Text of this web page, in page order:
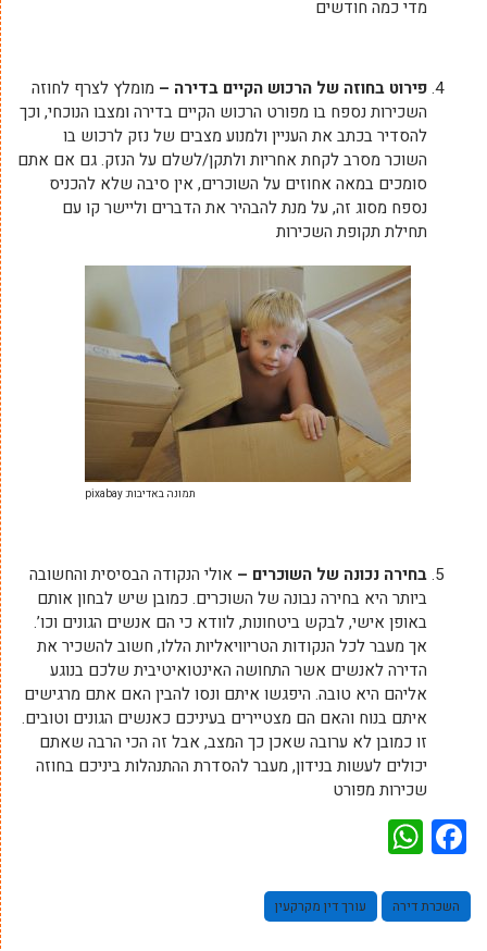
מדי כמה חודשים
פירוט בחוזה של הרכוש הקיים בדירה – מומלץ לצרף לחוזה
השכירות נספח בו מפורט הרכוש הקיים בדירה ומצבו הנוכחי, וכך
להסדיר בכתב את העניין ולמנוע מצבים של נזק לרכוש בו
השוכר מסרב לקחת אחריות ולתקן/לשלם על הנזק. גם אם אתם
סומכים במאה אחוזים על השוכרים, אין סיבה שלא להכניס
נספח מסוג זה, על מנת להבהיר את הדברים וליישר קו עם
תחילת תקופת השכירות
תמונה באדיבות: pixabay
בחירה נכונה של השוכרים – אולי הנקודה הבסיסית והחשובה
ביותר היא בחירה נבונה של השוכרים. כמובן שיש לבחון אותם
באופן אישי, לבקש ביטחונות, לוודא כי הם אנשים הגונים וכו’.
אך מעבר לכל הנקודות הטריוויאליות הללו, חשוב להשכיר את
הדירה לאנשים אשר התחושה האינטואיטיבית שלכם בנוגע
אליהם היא טובה. היפגשו איתם ונסו להבין האם אתם מרגישים
איתם בנוח והאם הם מצטיירים בעיניכם כאנשים הגונים וטובים.
זו כמובן לא ערובה שאכן כך המצב, אבל זה הכי הרבה שאתם
יכולים לעשות בנידון, מעבר להסדרת ההתנהלות ביניכם בחוזה
שכירות מפורט
Facebook
השכרת דירה עורך דין מקרקעין